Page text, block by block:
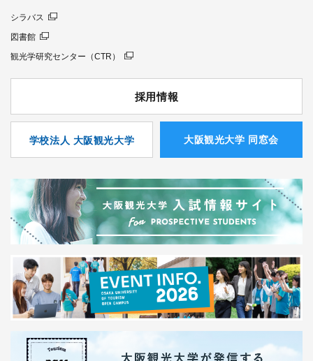
シラバス
図書館
観光学研究センター（CTR）
採用情報
学校法人 大阪観光大学 ⼤阪観光⼤学 同窓会